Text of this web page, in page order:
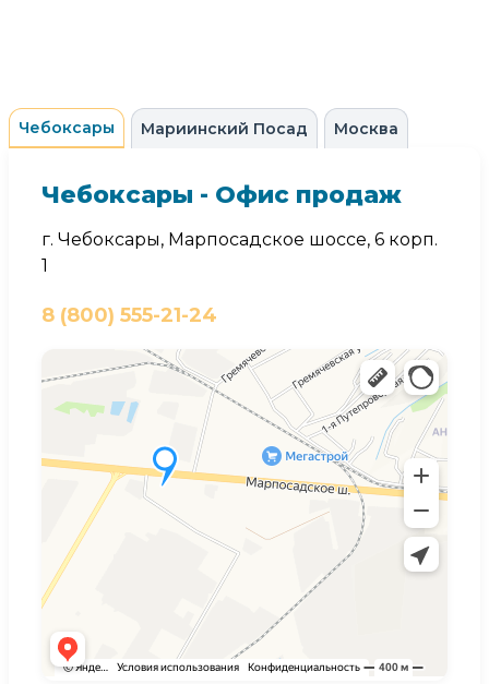
Чебоксары Мариинский Посад Москва
Чебоксары - Офис продаж
г. Чебоксары, Марпосадское шоссе, 6 корп.
1
8 (800) 555-21-24